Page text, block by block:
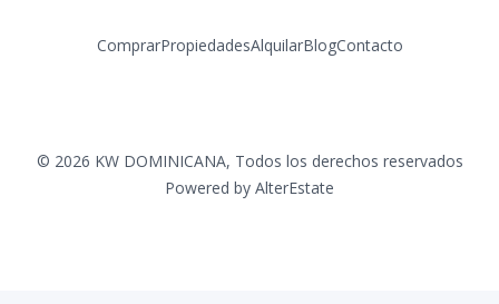
ComprarPropiedadesAlquilarBlogContacto
© 2026 KW DOMINICANA, Todos los derechos reservados
Powered by AlterEstate